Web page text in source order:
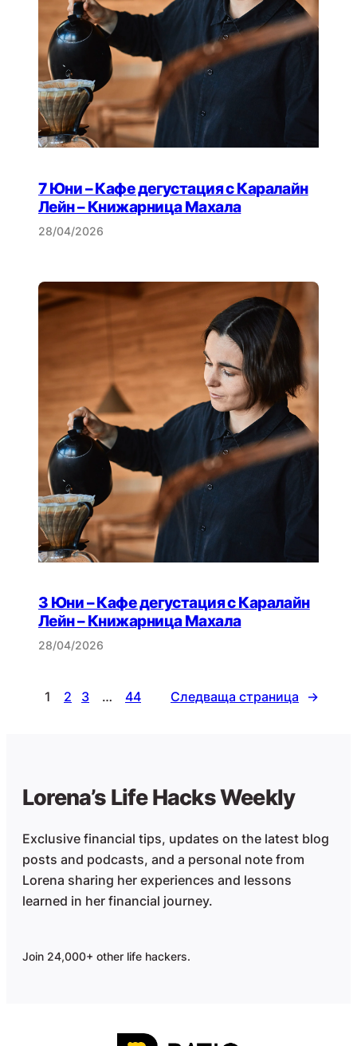
7 Юни – Кафе дегустация с Каралайн
Лейн – Книжарница Махала
28/04/2026
3 Юни – Кафе дегустация с Каралайн
Лейн – Книжарница Махала
28/04/2026
1 2 3 … 44 Следваща страница →
Lorena’s Life Hacks Weekly
Exclusive financial tips, updates on the latest blog
posts and podcasts, and a personal note from
Lorena sharing her experiences and lessons
learned in her financial journey.
Join 24,000+ other life hackers.